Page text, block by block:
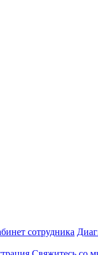
сотрудника